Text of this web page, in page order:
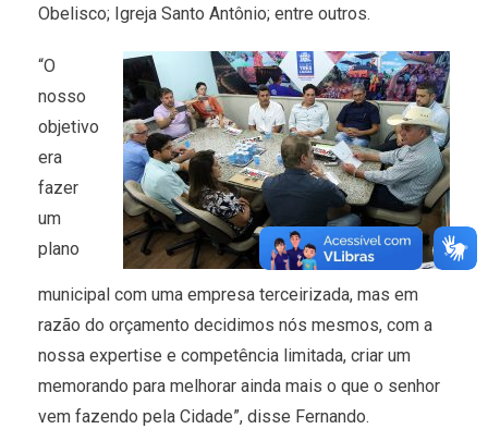
Obelisco; Igreja Santo Antônio; entre outros.
“O
nosso
objetivo
era
fazer
um
plano
municipal com uma empresa terceirizada, mas em
razão do orçamento decidimos nós mesmos, com a
nossa expertise e competência limitada, criar um
memorando para melhorar ainda mais o que o senhor
vem fazendo pela Cidade”, disse Fernando.